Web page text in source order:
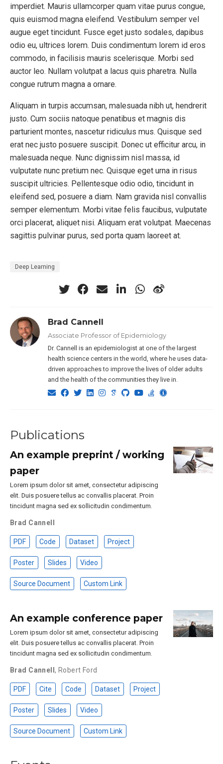
imperdiet. Mauris ullamcorper quam vitae purus congue,
quis euismod magna eleifend. Vestibulum semper vel
augue eget tincidunt. Fusce eget justo sodales, dapibus
odio eu, ultrices lorem. Duis condimentum lorem id eros
commodo, in facilisis mauris scelerisque. Morbi sed
auctor leo. Nullam volutpat a lacus quis pharetra. Nulla
congue rutrum magna a ornare.
Aliquam in turpis accumsan, malesuada nibh ut, hendrerit
justo. Cum sociis natoque penatibus et magnis dis
parturient montes, nascetur ridiculus mus. Quisque sed
erat nec justo posuere suscipit. Donec ut efficitur arcu, in
malesuada neque. Nunc dignissim nisl massa, id
vulputate nunc pretium nec. Quisque eget urna in risus
suscipit ultricies. Pellentesque odio odio, tincidunt in
eleifend sed, posuere a diam. Nam gravida nisl convallis
semper elementum. Morbi vitae felis faucibus, vulputate
orci placerat, aliquet nisi. Aliquam erat volutpat. Maecenas
sagittis pulvinar purus, sed porta quam laoreet at.
Deep Learning
Brad Cannell
Associate Professor of Epidemiology
Dr. Cannell is an epidemiologist at one of the largest
health science centers in the world, where he uses data-
driven approaches to improve the lives of older adults
and the health of the communities they live in.
Publications
An example preprint / working
paper
Lorem ipsum dolor sit amet, consectetur adipiscing
elit. Duis posuere tellus ac convallis placerat. Proin
tincidunt magna sed ex sollicitudin condimentum.
Brad Cannell
PDF Code Dataset Project
Poster Slides Video
Source Document Custom Link
An example conference paper
Lorem ipsum dolor sit amet, consectetur adipiscing
elit. Duis posuere tellus ac convallis placerat. Proin
tincidunt magna sed ex sollicitudin condimentum.
Brad Cannell, Robert Ford
PDF Cite Code Dataset Project
Poster Slides Video
Source Document Custom Link